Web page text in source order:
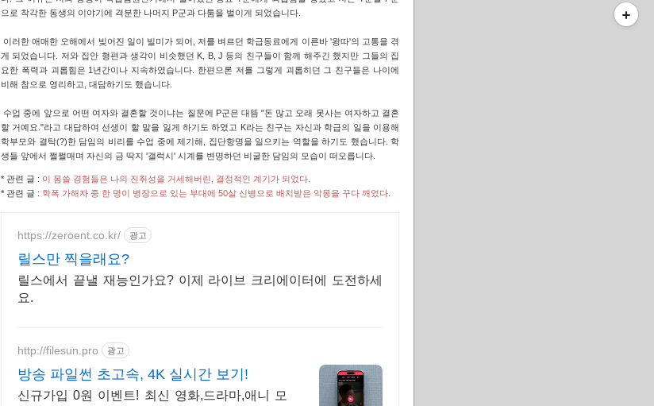
으로 착각한 동생의 이야기에 격분한 나머지 P군과 다툼을 벌이게 되었습니다.
이러한 애매한 오해에서 빚어진 일이 빌미가 되어, 저를 벼르던 학급동료에게 이른바 '왕따'의 고통을 겪
게 되었습니다. 저와 집안 형편과 생각이 비슷했던 K, B, J 등의 친구들이 함께 해주긴 했지만 그들의 집
요한 폭력과 괴롭힘은 1년간이나 지속하였습니다. 한편으론 저를 그렇게 괴롭히던 그 친구들은 나이에
비해 참으로 영리하고, 대담하기도 했습니다.
수업 중에 앞으로 어떤 여자와 결혼할 것이냐는 질문에 P군은 대뜸 "돈 많고 오래 못사는 여자하고 결혼
할 거예요."라고 대답하여 선생이 할 말을 잃게 하기도 하였고 K라는 친구는 자신과 학급의 일을 이용해
학부모와 결탁(?)한 담임의 비리를 수업 중에 제기해, 집단항명을 일으키는 역할을 하기도 했습니다. 학
생들 앞에서 쩔쩔매며 자신의 금 딱지 '갤럭시' 시계를 변명하던 비굴한 담임의 모습이 떠오릅니다.
* 관련 글 : 이 몸쓸 경험들은 나의 진취성을 거세해버린, 결정적인 계기가 되었다.
* 관련 글 : 학폭 가해자 중 한 명이 병장으로 있는 부대에 50살 신병으로 배치받은 악몽을 꾸다 깨었다.
https://zeroent.co.kr/ 광고
릴스만 찍을래요?
릴스에서 끝낼 재능인가요? 이제 라이브 크리에이터에 도전하세
요.
http://filesun.pro 광고
방송 파일썬 초고속, 4K 실시간 보기!
신규가입 0원 이벤트! 최신 영화,드라마,애니 모